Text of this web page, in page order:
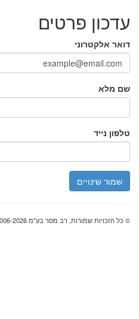
עדכון פרטים
דואר אלקטרוני
שם מלא
טלפון נייד
שמור שינויים
© כל הזכויות שמורות, רב מסר בע"מ 2006-2026